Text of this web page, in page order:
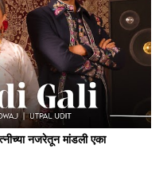
नजरेतून मांडली एका